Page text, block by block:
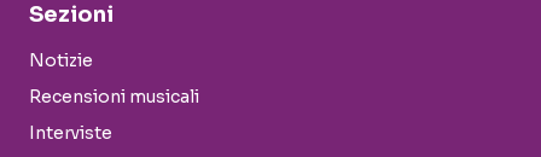
Sezioni
Notizie
Recensioni musicali
Interviste